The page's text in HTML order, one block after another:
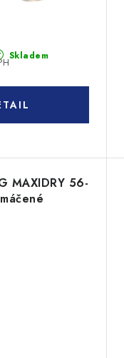
Skladem
MAXIDRY 56-